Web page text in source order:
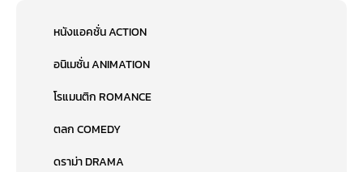
หนังแอคชั่น ACTION
อนิเมชั่น ANIMATION
โรแมนติก ROMANCE
ตลก COMEDY
ดราม่า DRAMA